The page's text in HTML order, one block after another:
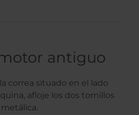
antiguo
correa situado en el lado
afloje los dos tornillos